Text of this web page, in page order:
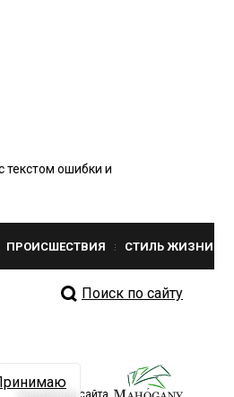
текстом ошибки и
ПРОИСШЕСТВИЯ СТИЛЬ ЖИЗНИ
Поиск по сайту
Разработка сайта